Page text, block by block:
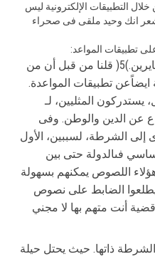
التطبیقات الإلكترونیة لیس
انك وحید ملقى فى صحراء
تطبیقات المواعد
1. التنمروالعنف من الرجال المغایرین.)5( قلنا من قبل أن من
تطبیقات المواعدة.
یستدركون المثلیین، لـ
عن الدین والوطن. وفى
الشرطة، لسببین، الأول
فىالدولة حتى بین
اللصوص یمكنهم بسهولة
یطلعوا الضابط على نصوص
أنت متهم بها لا مجني
ذاتها. حیث یحتل حیلة